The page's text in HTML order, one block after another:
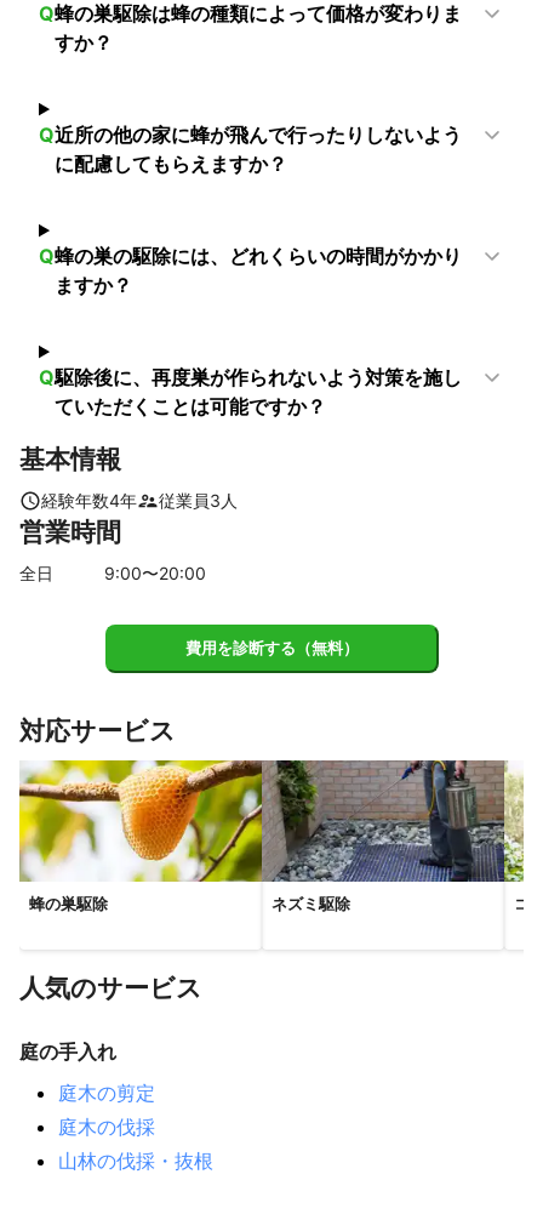
Q蜂の巣駆除は蜂の種類によって価格が変わりま
すか？
Q近所の他の家に蜂が飛んで行ったりしないよう
に配慮してもらえますか？
Q蜂の巣の駆除には、どれくらいの時間がかかり
ますか？
Q駆除後に、再度巣が作られないよう対策を施し
ていただくことは可能ですか？
基本情報
経験年数4年 従業員3 人
営業時間
全日 9:00〜20:00
費用を診断する（無料）
対応サービス
蜂の巣駆除 ネズミ駆除 コ
人気のサービス
庭の手入れ
庭木の剪定
庭木の伐採
山林の伐採・抜根